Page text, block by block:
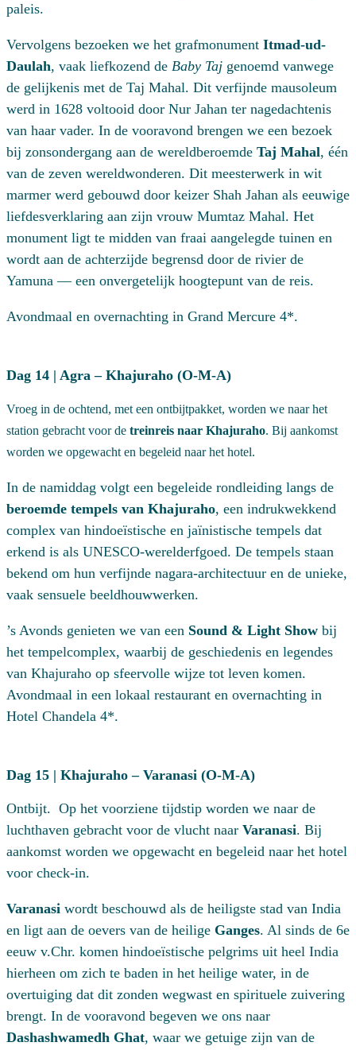
paleis.
Vervolgens bezoeken we het grafmonument Itmad-ud-
Daulah, vaak liefkozend de Baby Taj genoemd vanwege
de gelijkenis met de Taj Mahal. Dit verfijnde mausoleum
werd in 1628 voltooid door Nur Jahan ter nagedachtenis
van haar vader. In de vooravond brengen we een bezoek
bij zonsondergang aan de wereldberoemde Taj Mahal, één
van de zeven wereldwonderen. Dit meesterwerk in wit
marmer werd gebouwd door keizer Shah Jahan als eeuwige
liefdesverklaring aan zijn vrouw Mumtaz Mahal. Het
monument ligt te midden van fraai aangelegde tuinen en
wordt aan de achterzijde begrensd door de rivier de
Yamuna — een onvergetelijk hoogtepunt van de reis.
Avondmaal en overnachting in Grand Mercure 4*.
Dag 14 | Agra – Khajuraho (O-M-A)
Vroeg in de ochtend, met een ontbijtpakket, worden we naar het
station gebracht voor de treinreis naar Khajuraho. Bij aankomst
worden we opgewacht en begeleid naar het hotel.
In de namiddag volgt een begeleide rondleiding langs de
beroemde tempels van Khajuraho, een indrukwekkend
complex van hindoeïstische en jaïnistische tempels dat
erkend is als UNESCO-werelderfgoed. De tempels staan
bekend om hun verfijnde nagara-architectuur en de unieke,
vaak sensuele beeldhouwwerken.
’s Avonds genieten we van een Sound & Light Show bij
het tempelcomplex, waarbij de geschiedenis en legendes
van Khajuraho op sfeervolle wijze tot leven komen.
Avondmaal in een lokaal restaurant en overnachting in
Hotel Chandela 4*.
Dag 15 | Khajuraho – Varanasi (O-M-A)
Ontbijt. Op het voorziene tijdstip worden we naar de
luchthaven gebracht voor de vlucht naar Varanasi. Bij
aankomst worden we opgewacht en begeleid naar het hotel
voor check-in.
Varanasi wordt beschouwd als de heiligste stad van India
en ligt aan de oevers van de heilige Ganges. Al sinds de 6e
eeuw v.Chr. komen hindoeïstische pelgrims uit heel India
hierheen om zich te baden in het heilige water, in de
overtuiging dat dit zonden wegwast en spirituele zuivering
brengt. In de vooravond begeven we ons naar
Dashashwamedh Ghat, waar we getuige zijn van de